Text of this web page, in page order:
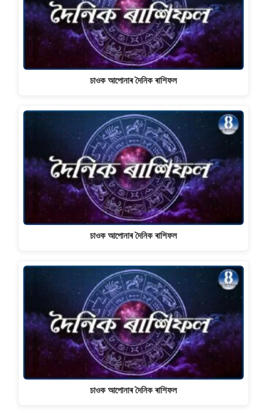
চাওক আপোনাৰ দৈনিক ৰাশিফল
চাওক আপোনাৰ দৈনিক ৰাশিফল
চাওক আপোনাৰ দৈনিক ৰাশিফল